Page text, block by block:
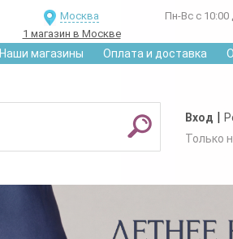
Москва
1 магазин в Москве
Пн-Вс с 10:00
Наши магазины Оплата и доставка
Вход |
Только